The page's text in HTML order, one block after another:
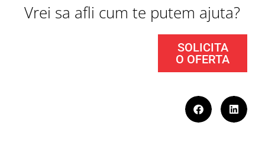
Vrei sa afli cum te putem ajuta?
SOLICITA
O OFERTA